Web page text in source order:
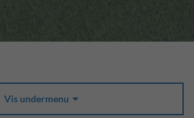
Vis undermenu 